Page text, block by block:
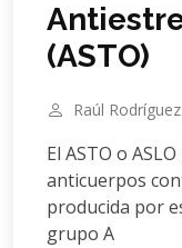
(ASTO)
Raúl Rodríguez
El ASTO o
anticuerpos
producida por
grupo A